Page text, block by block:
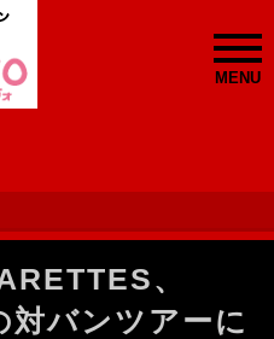
MENU
、
バンツアーに